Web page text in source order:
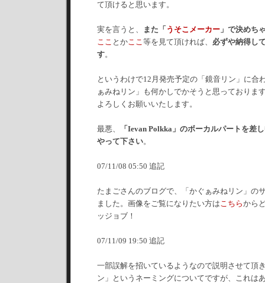
て頂けると思います。
実を言うと、 また「 うそこメーカー 」で決めち
ここ とかここ等を見て頂ければ、 必ずや納得し
す。
というわけで12月発売予定の「鏡音リン」に合
ぁみねリン」も何かしでかそうと思っておりま
よろしくお願いいたします。
最悪、
「Ievan Polkka」のボーカルパートを差
やって下さい。
07/11/08 05:50 追記
たまごさんのブログで、「かぐぁみねリン」の
ました。画像をご覧になりたい方はこちらから
ッジョブ！
07/11/09 19:50 追記
一部誤解を招いているようなので説明させて頂
ン」というネーミングについてですが、これは